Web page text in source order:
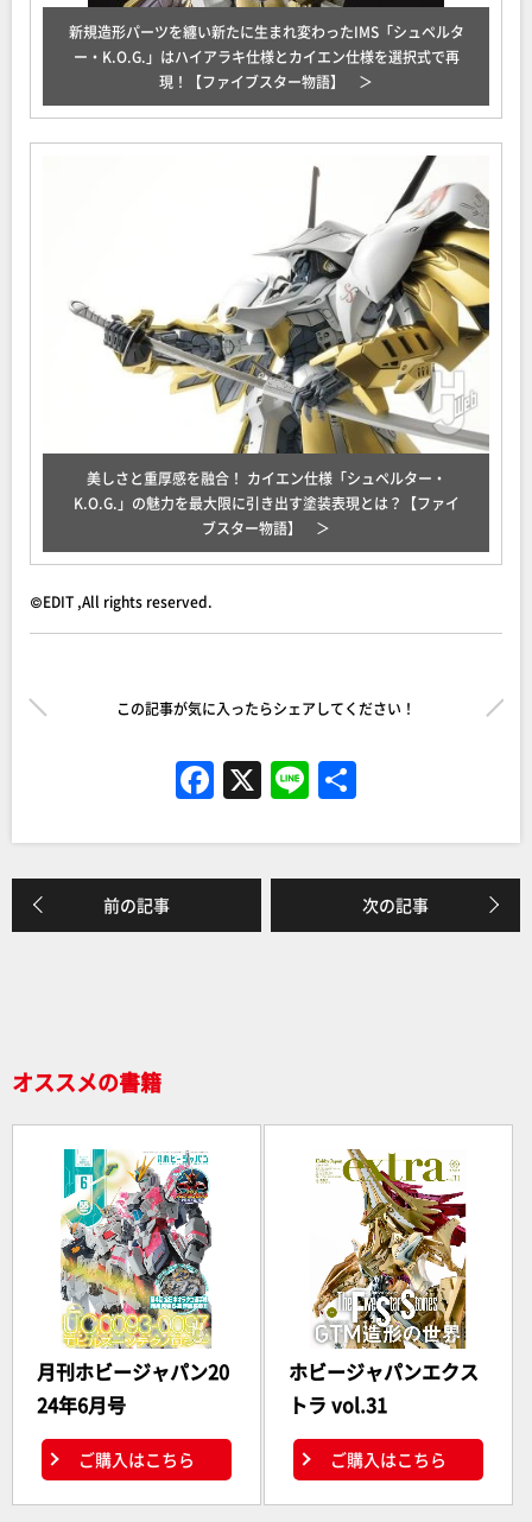
新規造形パーツを纏い新たに生まれ変わったIMS「シュペルタ
ー・K.O.G.」はハイアラキ仕様とカイエン仕様を選択式で再
現！【ファイブスター物語】
美しさと重厚感を融合！ カイエン仕様「シュペルター・
K.O.G.」の魅力を最大限に引き出す塗装表現とは？【ファイ
ブスター物語】
©EDIT ,All rights reserved.
この記事が気に入ったらシェアしてください！
F
a
c
e
b
X Li
n
e
前の記事 次の記事
オススメの書籍
月刊ホビージャパン20
24年6月号
ご購入はこちら
ホビージャパンエクス
トラ vol.31
ご購入はこちら